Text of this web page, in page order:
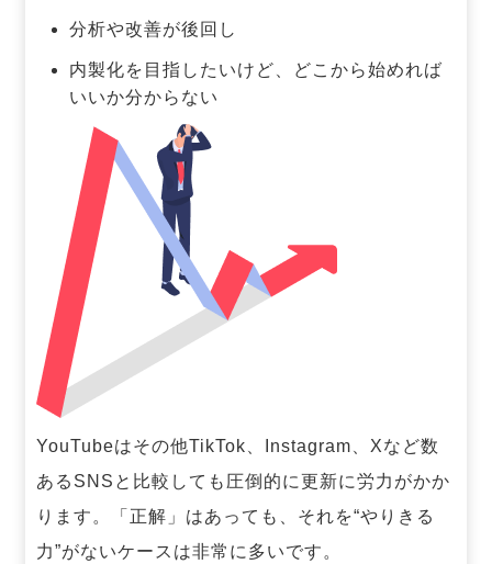
分析や改善が後回し
内製化を目指したいけど、どこから始めれば
いいか分からない
YouTubeはその他TikTok、Instagram、Xなど数
あるSNSと比較しても圧倒的に更新に労力がかか
ります。「正解」はあっても、それを“やりきる
力”がないケースは非常に多いです。